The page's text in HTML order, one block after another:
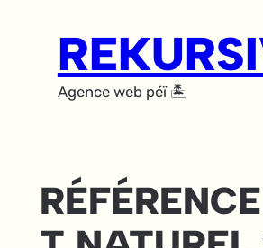
Agence web péï 🏝️